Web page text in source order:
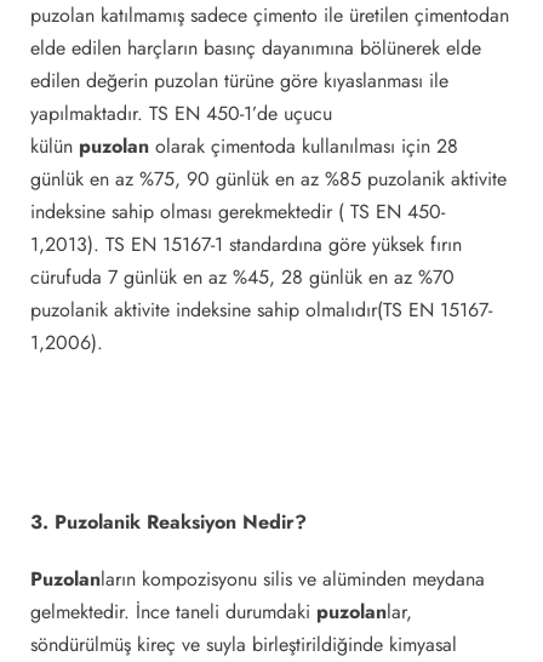
puzolan katılmamış sadece çimento ile üretilen çimentodan
elde edilen harçların basınç dayanımına bölünerek elde
edilen değerin puzolan türüne göre kıyaslanması ile
yapılmaktadır. TS EN 450-1’de uçucu
külün puzolan olarak çimentoda kullanılması için 28
günlük en az %75, 90 günlük en az %85 puzolanik aktivite
indeksine sahip olması gerekmektedir ( TS EN 450-
1,2013). TS EN 15167-1 standardına göre yüksek fırın
cürufuda 7 günlük en az %45, 28 günlük en az %70
puzolanik aktivite indeksine sahip olmalıdır(TS EN 15167-
1,2006).
3. Puzolanik Reaksiyon Nedir?
Puzolanların kompozisyonu silis ve alüminden meydana
gelmektedir. İnce taneli durumdaki puzolanlar,
söndürülmüş kireç ve suyla birleştirildiğinde kimyasal